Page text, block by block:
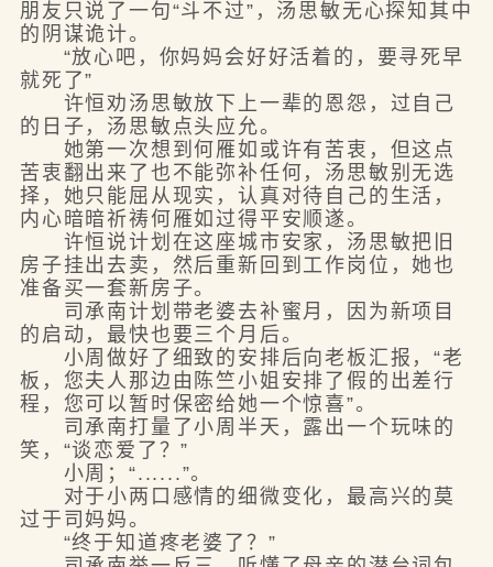
朋友只说了一句“斗不过”，汤思敏无心探知其中
的阴谋诡计。
“放心吧，你妈妈会好好活着的，要寻死早
就死了”
许恒劝汤思敏放下上一辈的恩怨，过自己
的日子，汤思敏点头应允。
她第一次想到何雁如或许有苦衷，但这点
苦衷翻出来了也不能弥补任何，汤思敏别无选
择，她只能屈从现实，认真对待自己的生活，
内心暗暗祈祷何雁如过得平安顺遂。
许恒说计划在这座城市安家，汤思敏把旧
房子挂出去卖，然后重新回到工作岗位，她也
准备买一套新房子。
司承南计划带老婆去补蜜月，因为新项目
的启动，最快也要三个月后。
小周做好了细致的安排后向老板汇报，“老
板，您夫人那边由陈竺小姐安排了假的出差行
程，您可以暂时保密给她一个惊喜”。
司承南打量了小周半天，露出一个玩味的
笑，“谈恋爱了？”
小周；“......”。
对于小两口感情的细微变化，最高兴的莫
过于司妈妈。
“终于知道疼老婆了？”